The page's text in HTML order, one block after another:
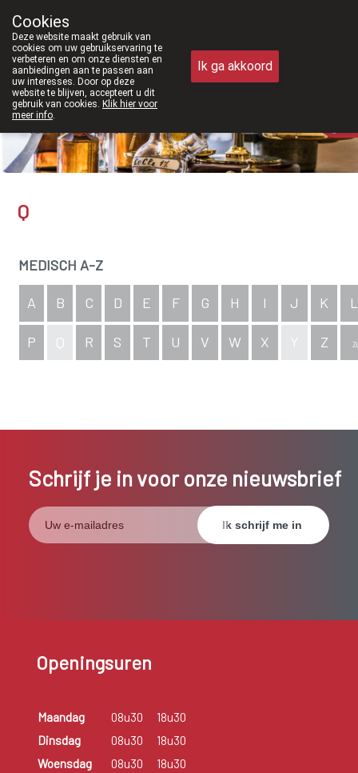
we voortaan ook weer op zaterdag open van 8u30 tot 12u30.
011/610300
Q
MEDISCH A-Z
A B C D E F G H I J K L
P Q R S T U V W X Y Z
Schrijf je in voor onze nieuwsbrief
Openingsuren
Maandag 08u30
18u30
Dinsdag
08u30
18u30
Woensdag
08u30
18u30
Cookies
Deze website maakt gebruik van
cookies om uw gebruikservaring te
verbeteren en om onze diensten en
aanbiedingen aan te passen aan
uw interesses. Door op deze
website te blijven, accepteert u dit
gebruik van cookies. Klik hier voor
meer info.
Ik ga akkoord